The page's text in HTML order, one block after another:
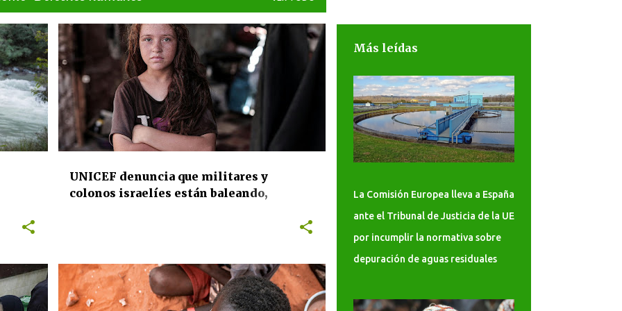
de
+
UNICEF denuncia que militares y
colonos israelíes están baleando,
a menores palestinos en la Cisjordania
DERECHOS HUMANOS INTERNACIONAL
DERECHOS HUMANOS INTERNACIONAL
Más leídas
La Comisión Europea lleva a España
ante el Tribunal de Justicia de la UE
por incumplir la normativa sobre
depuración de aguas residuales